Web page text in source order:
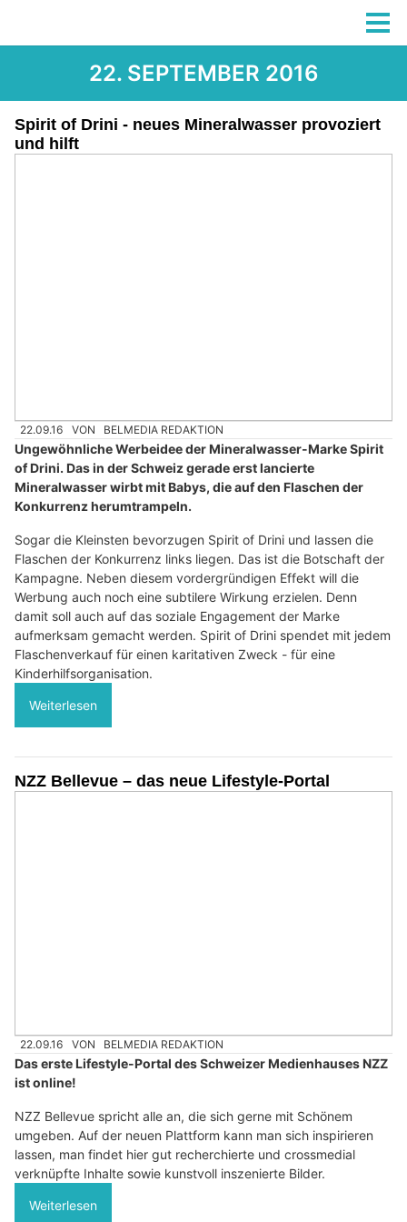
22. SEPTEMBER 2016
Spirit of Drini - neues Mineralwasser provoziert
und hilft
22.09.16 VON BELMEDIA REDAKTION
Ungewöhnliche Werbeidee der Mineralwasser-Marke Spirit
of Drini. Das in der Schweiz gerade erst lancierte
Mineralwasser wirbt mit Babys, die auf den Flaschen der
Konkurrenz herumtrampeln.
Sogar die Kleinsten bevorzugen Spirit of Drini und lassen die
Flaschen der Konkurrenz links liegen. Das ist die Botschaft der
Kampagne. Neben diesem vordergründigen Effekt will die
Werbung auch noch eine subtilere Wirkung erzielen. Denn
damit soll auch auf das soziale Engagement der Marke
aufmerksam gemacht werden. Spirit of Drini spendet mit jedem
Flaschenverkauf für einen karitativen Zweck - für eine
Kinderhilfsorganisation.
Weiterlesen
NZZ Bellevue – das neue Lifestyle-Portal
22.09.16 VON BELMEDIA REDAKTION
Das erste Lifestyle-Portal des Schweizer Medienhauses NZZ
ist online!
NZZ Bellevue spricht alle an, die sich gerne mit Schönem
umgeben. Auf der neuen Plattform kann man sich inspirieren
lassen, man findet hier gut recherchierte und crossmedial
verknüpfte Inhalte sowie kunstvoll inszenierte Bilder.
Weiterlesen